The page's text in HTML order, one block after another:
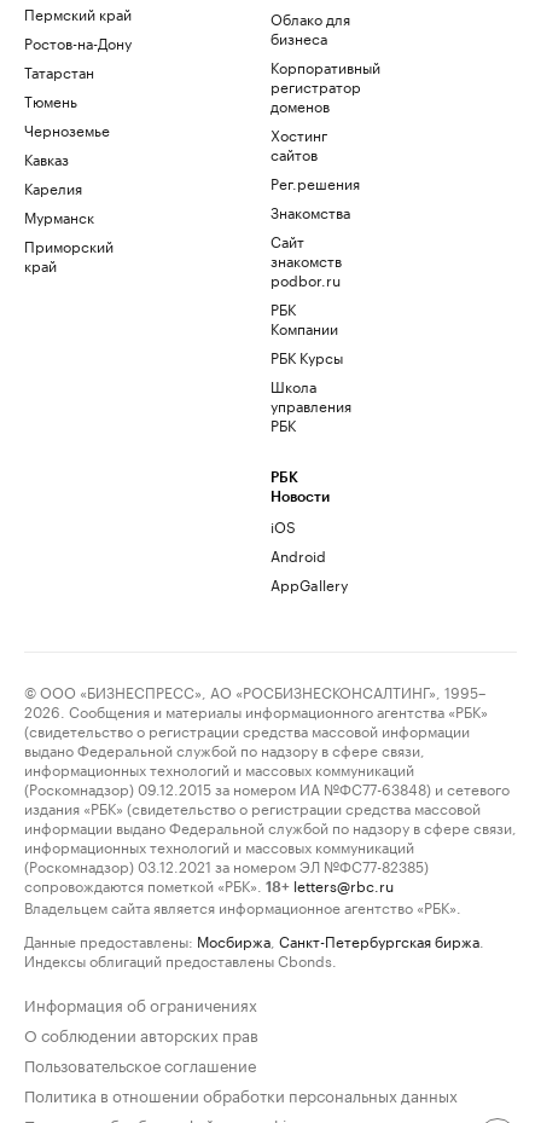
Пермский край
Ростов-на-Дону
Татарстан
Тюмень
Черноземье
Кавказ
Карелия
Мурманск
Приморский
край
Облако для
бизнеса
Корпоративный
регистратор
доменов
Хостинг
сайтов
Рег.решения
Знакомства
Сайт
знакомств
podbor.ru
РБК
Компании
РБК Курсы
Школа
управления
РБК
РБК
Новости
iOS
Android
AppGallery
© ООО «БИЗНЕСПРЕСС», АО «РОСБИЗНЕСКОНСАЛТИНГ», 1995–
2026. Сообщения и материалы информационного агентства «РБК»
(свидетельство о регистрации средства массовой информации
выдано Федеральной службой по надзору в сфере связи,
информационных технологий и массовых коммуникаций
(Роскомнадзор) 09.12.2015 за номером ИА №ФС77-63848) и сетевого
издания «РБК» (свидетельство о регистрации средства массовой
информации выдано Федеральной службой по надзору в сфере связи,
информационных технологий и массовых коммуникаций
(Роскомнадзор) 03.12.2021 за номером ЭЛ №ФС77-82385)
сопровождаются пометкой «РБК».
18+ letters@rbc.ru
Владельцем сайта является информационное агентство «РБК».
Данные предоставлены: Мосбиржа Санкт-Петербургская биржа
Индексы облигаций предоставлены Cbonds.
Информация об ограничениях
О соблюдении авторских прав
Пользовательское соглашение
Политика в отношении обработки персональных данных